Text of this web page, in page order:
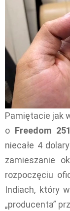
Pamiętacie jak
o Freedom 251
niecałe 4
zamieszanie
rozpoczęciu
Indiach, który
„producenta”